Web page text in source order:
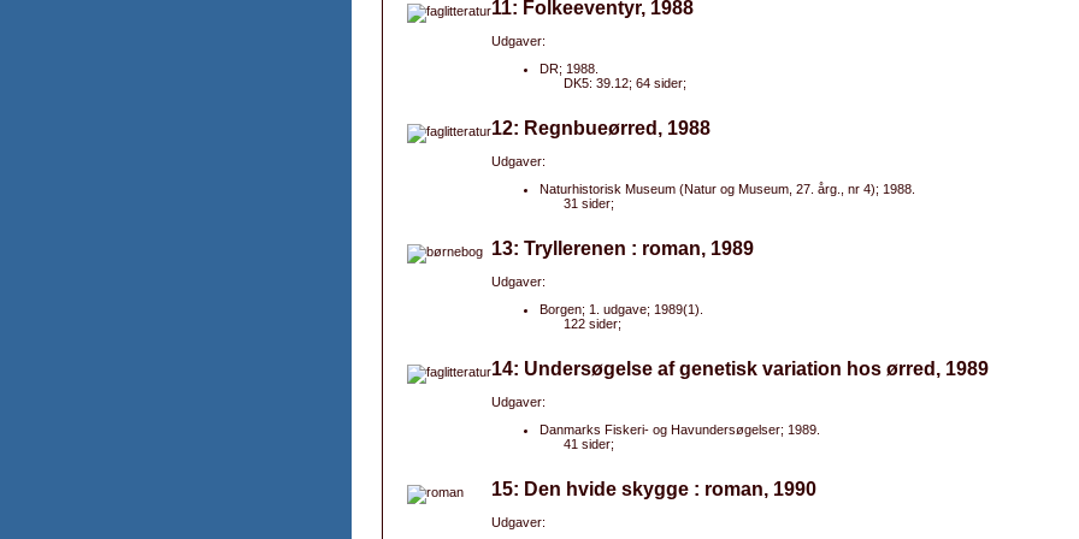
11: Folkeeventyr, 1988
Udgaver:
DR; 1988.
DK5: 39.12; 64 sider;
12: Regnbueørred, 1988
Udgaver:
Naturhistorisk Museum (Natur og Museum, 27. årg., nr 4); 1988.
31 sider;
13: Tryllerenen : roman, 1989
Udgaver:
Borgen; 1. udgave; 1989(1).
122 sider;
14: Undersøgelse af genetisk variation hos ørred, 1989
Udgaver:
Danmarks Fiskeri- og Havundersøgelser; 1989.
41 sider;
15: Den hvide skygge : roman, 1990
Udgaver: